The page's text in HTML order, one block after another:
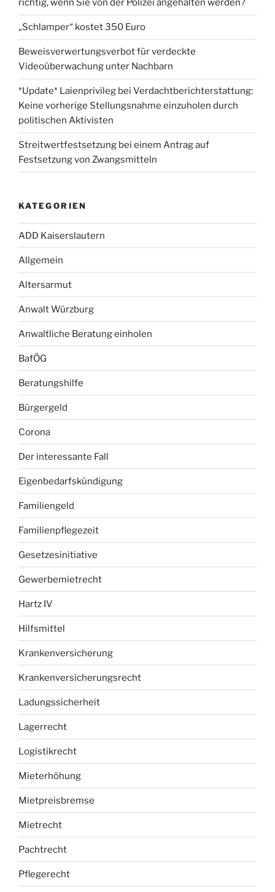
richtig, wenn Sie von der Polizei angehalten werden?
„Schlamper“ kostet 350 Euro
Beweisverwertungsverbot für verdeckte
Videoüberwachung unter Nachbarn
*Update* Laienprivileg bei Verdachtberichterstattung:
Keine vorherige Stellungsnahme einzuholen durch
politischen Aktivisten
Streitwertfestsetzung bei einem Antrag auf
Festsetzung von Zwangsmitteln
KATEGORIEN
ADD Kaiserslautern
Allgemein
Altersarmut
Anwalt Würzburg
Anwaltliche Beratung einholen
BafÖG
Beratungshilfe
Bürgergeld
Corona
Der interessante Fall
Eigenbedarfskündigung
Familiengeld
Familienpflegezeit
Gesetzesinitiative
Gewerbemietrecht
Hartz IV
Hilfsmittel
Krankenversicherung
Krankenversicherungsrecht
Ladungssicherheit
Lagerrecht
Logistikrecht
Mieterhöhung
Mietpreisbremse
Mietrecht
Pachtrecht
Pflegerecht